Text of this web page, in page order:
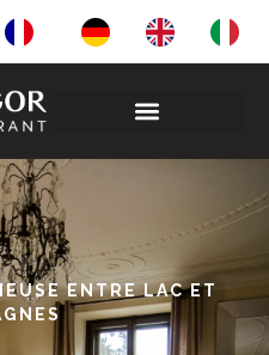
ENTRE LAC ET